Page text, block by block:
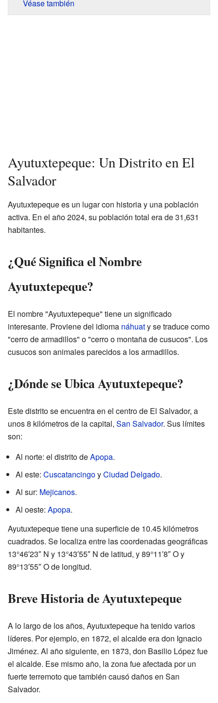
Véase también
Ayutuxtepeque: Un Distrito en El
Salvador
Ayutuxtepeque es un lugar con historia y una población
activa. En el año 2024, su población total era de 31,631
habitantes.
¿Qué Significa el Nombre
Ayutuxtepeque?
El nombre "Ayutuxtepeque" tiene un significado
interesante. Proviene del idioma náhuaty se traduce como
"cerro de armadillos" o "cerro o montaña de cusucos". Los
cusucos son animales parecidos a los armadillos.
¿Dónde se Ubica Ayutuxtepeque?
Este distrito se encuentra en el centro de El Salvador, a
unos 8 kilómetros de la capital, San Salvador. Sus límites
son:
Al norte: el distrito deApopa.
Al este: CuscatancingoyCiudad Delgado.
Al sur: Mejicanos.
Al oeste: Apopa.
Ayutuxtepeque tiene una superficie de 10.45 kilómetros
cuadrados. Se localiza entre las coordenadas geográficas
13°46′23″ N y 13°43′55″ N de latitud, y 89°11′8″ O y
89°13′55″ O de longitud.
Breve Historia de Ayutuxtepeque
A lo largo de los años, Ayutuxtepeque ha tenido varios
líderes. Por ejemplo, en 1872, el alcalde era don Ignacio
Jiménez. Al año siguiente, en 1873, don Basilio López fue
el alcalde. Ese mismo año, la zona fue afectada por un
fuerte terremoto que también causó daños en San
Salvador.